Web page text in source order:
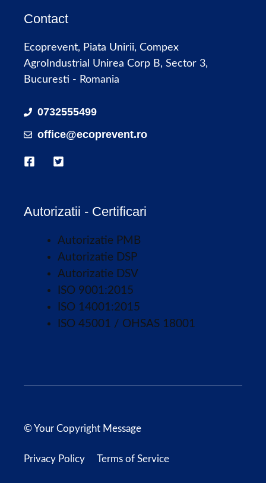
Contact
Ecoprevent, Piata Unirii, Compex
AgroIndustrial Unirea Corp B, Sector 3,
Bucuresti - Romania
0732555499
office@ecoprevent.ro
Autorizatii - Certificari
Autorizatie PMB
Autorizatie DSP
Autorizatie DSV
ISO 9001:2015
ISO 14001:2015
ISO 45001 / OHSAS 18001
© Your Copyright Message
Privacy Policy Terms of Service